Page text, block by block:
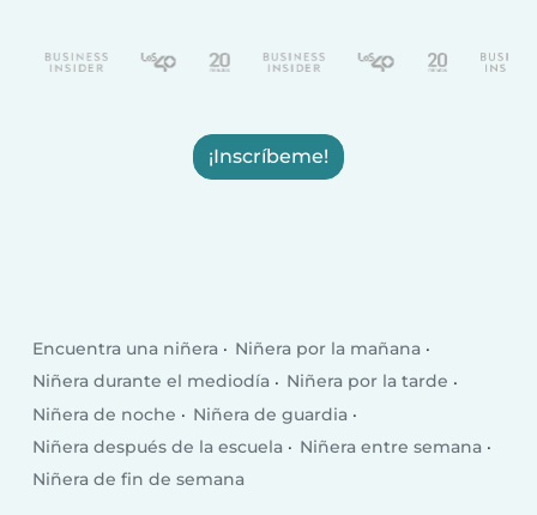
¡Inscríbeme!
Encuentra una niñera
Niñera por la mañana
Niñera durante el mediodía
Niñera por la tarde
Niñera de noche
Niñera de guardia
Niñera después de la escuela
Niñera entre semana
Niñera de fin de semana